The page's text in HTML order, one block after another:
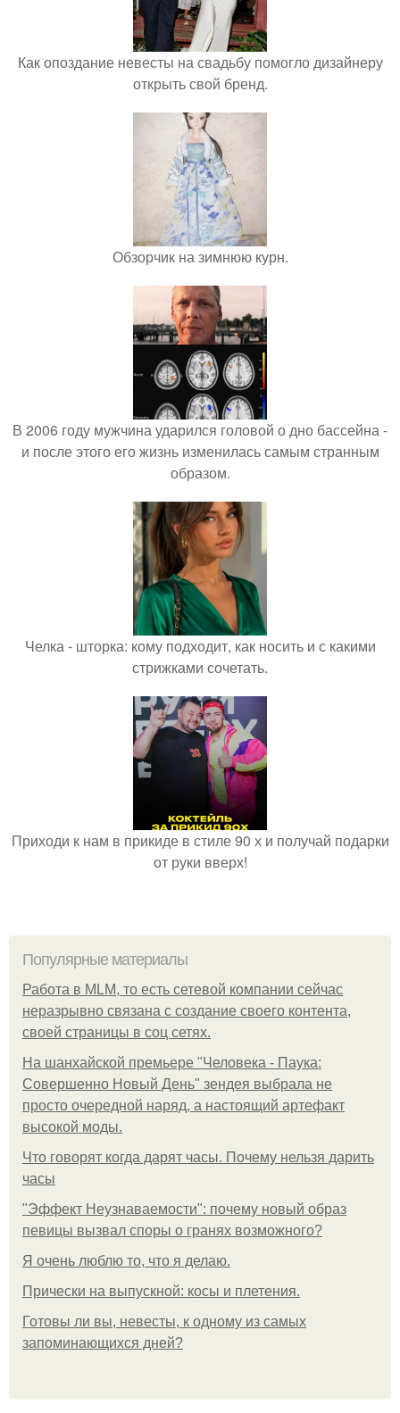
Как опоздание невесты на свадьбу помогло дизайнеру
открыть свой бренд.
Обзорчик на зимнюю курн.
В 2006 году мужчина ударился головой о дно бассейна -
и после этого его жизнь изменилась самым странным
образом.
Челка - шторка: кому подходит, как носить и с какими
стрижками сочетать.
Приходи к нам в прикиде в стиле 90 х и получай подарки
от руки вверх!
Популярные материалы
Работа в MLM, то есть сетевой компании сейчас
неразрывно связана с создание своего контента,
своей страницы в соц сетях.
На шанхайской премьере "Человека - Паука:
Совершенно Новый День" зендея выбрала не
просто очередной наряд, а настоящий артефакт
высокой моды.
Что говорят когда дарят часы. Почему нельзя дарить
часы
"Эффект Неузнаваемости": почему новый образ
певицы вызвал споры о гранях возможного?
Я очень люблю то, что я делаю.
Прически на выпускной: косы и плетения.
Готовы ли вы, невесты, к одному из самых
запоминающихся дней?